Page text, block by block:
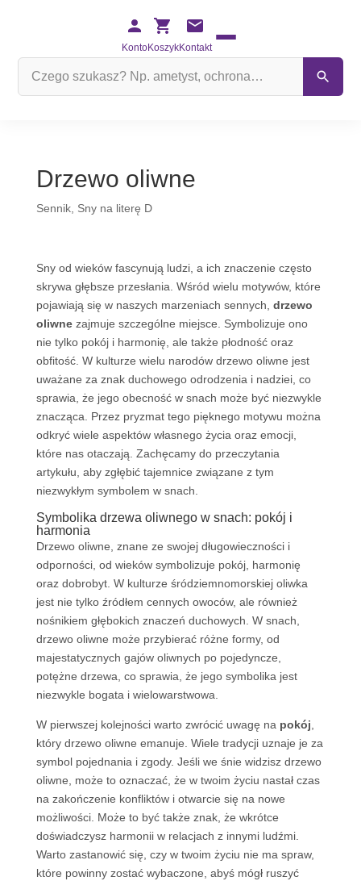
KontoKoszykKontakt
Drzewo oliwne
Sennik, Sny na literę D
Sny od wieków fascynują ludzi, a ich znaczenie często
skrywa głębsze przesłania. Wśród wielu motywów, które
pojawiają się w naszych marzeniach sennych, drzewo
oliwnezajmuje szczególne miejsce. Symbolizuje ono
nie tylko pokój i harmonię, ale także płodność oraz
obfitość. W kulturze wielu narodów drzewo oliwne jest
uważane za znak duchowego odrodzenia i nadziei, co
sprawia, że jego obecność w snach może być niezwykle
znacząca. Przez pryzmat tego pięknego motywu można
odkryć wiele aspektów własnego życia oraz emocji,
które nas otaczają. Zachęcamy do przeczytania
artykułu, aby zgłębić tajemnice związane z tym
niezwykłym symbolem w snach.
Symbolika drzewa oliwnego w snach: pokój i
harmonia
Drzewo oliwne, znane ze swojej długowieczności i
odporności, od wieków symbolizuje pokój, harmonię
oraz dobrobyt. W kulturze śródziemnomorskiej oliwka
jest nie tylko źródłem cennych owoców, ale również
nośnikiem głębokich znaczeń duchowych. W snach,
drzewo oliwne może przybierać różne formy, od
majestatycznych gajów oliwnych po pojedyncze,
potężne drzewa, co sprawia, że jego symbolika jest
niezwykle bogata i wielowarstwowa.
W pierwszej kolejności warto zwrócić uwagę na pokój
który drzewo oliwne emanuje. Wiele tradycji uznaje je za
symbol pojednania i zgody. Jeśli we śnie widzisz drzewo
oliwne, może to oznaczać, że w twoim życiu nastał czas
na zakończenie konfliktów i otwarcie się na nowe
możliwości. Może to być także znak, że wkrótce
doświadczysz harmonii w relacjach z innymi ludźmi.
Warto zastanowić się, czy w twoim życiu nie ma spraw,
które powinny zostać wybaczone, abyś mógł ruszyć